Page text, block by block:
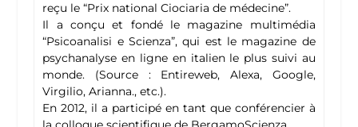
reçu le “Prix national Ciociaria de médecine”.
Il a conçu et fondé le magazine multimédia
“Psicoanalisi e Scienza”, qui est le magazine de
psychanalyse en ligne en italien le plus suivi au
monde. (Source : Entireweb, Alexa, Google,
Virgilio, Arianna., etc.).
En 2012, il a participé en tant que conférencier à